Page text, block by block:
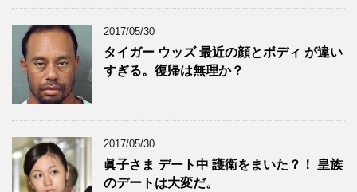
2017/05/30
タイガー ウッズ 最近の顔とボディ が違い
すぎる。復帰は無理か？
2017/05/30
眞子さま デート中 護衛をまいた？！ 皇族
のデートは大変だ。